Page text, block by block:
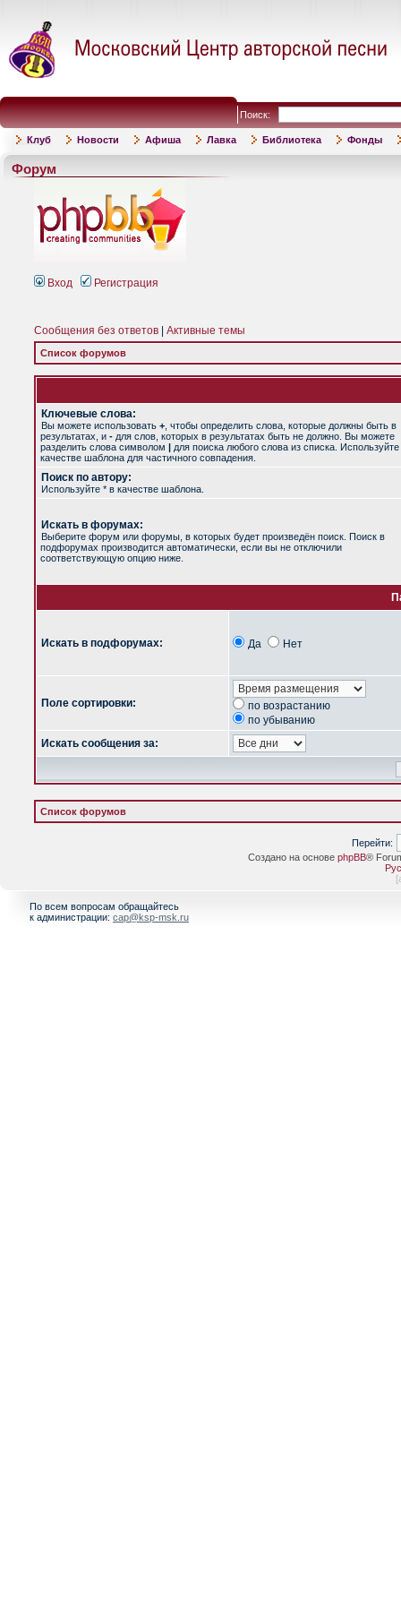
Поиск:
Клуб Новости Афиша Лавка Библиотека Фонды
Форум
Вход Регистрация
Сообщения без ответов Активные темы
Список форумов
Ключевые слова:
Вы можете использовать + , чтобы определить слова, которые должны быть в
результатах, и - для слов, которых в результатах быть не должно. Вы можете
разделить слова символом | для поиска любого слова из списка. Используйте
качестве шаблона для частичного совпадения.
Поиск по автору:
Используйте * в качестве шаблона.
Искать в форумах:
Выберите форум или форумы, в которых будет произведён поиск. Поиск в
подфорумах производится автоматически, если вы не отключили
соответствующую опцию ниже.
Искать в подфорумах: Да Нет
Поле сортировки:
по возрастанию
по убыванию
Искать сообщения за:
Список форумов
Перейти:
Создано на основе phpBB®
[
По всем вопросам обращайтесь
к администрации: cap@ksp-msk.ru